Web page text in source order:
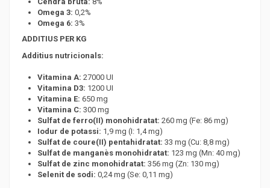
Omega 3: 0,2%
Omega 6: 3%
ADDITIUS PER KG
Additius nutricionals:
Vitamina A: 27000 UI
Vitamina D3: 1200 UI
Vitamina E: 650 mg
Vitamina C: 300 mg
Sulfat de ferro(II) monohidratat: 260 mg (Fe: 86 mg)
Iodur de potassi: 1,9 mg (I: 1,4 mg)
Sulfat de coure(II) pentahidratat: 33 mg (Cu: 8,8 mg)
Sulfat de manganès monohidratat: 123 mg (Mn: 40 mg)
Sulfat de zinc monohidratat: 356 mg (Zn: 130 mg)
Selenit de sodi: 0,24 mg (Se: 0,11 mg)